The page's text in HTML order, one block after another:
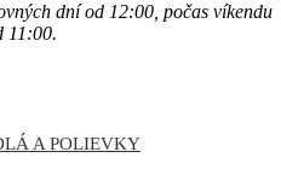
dní od 12:00, počas víkendu
11:00.
A POLIEVKY